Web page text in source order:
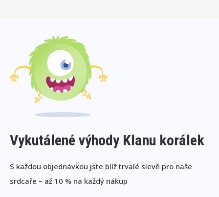
Vykutálené výhody Klanu korálek
S každou objednávkou jste blíž trvalé slevě pro naše
srdcaře – až 10 % na každý nákup